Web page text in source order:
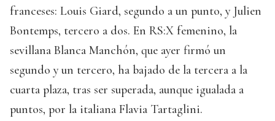
franceses: Louis Giard, segundo a un punto, y Julien
Bontemps, tercero a dos. En RS:X femenino, la
sevillana Blanca Manchón, que ayer firmó un
segundo y un tercero, ha bajado de la tercera a la
cuarta plaza, tras ser superada, aunque igualada a
puntos, por la italiana Flavia Tartaglini.